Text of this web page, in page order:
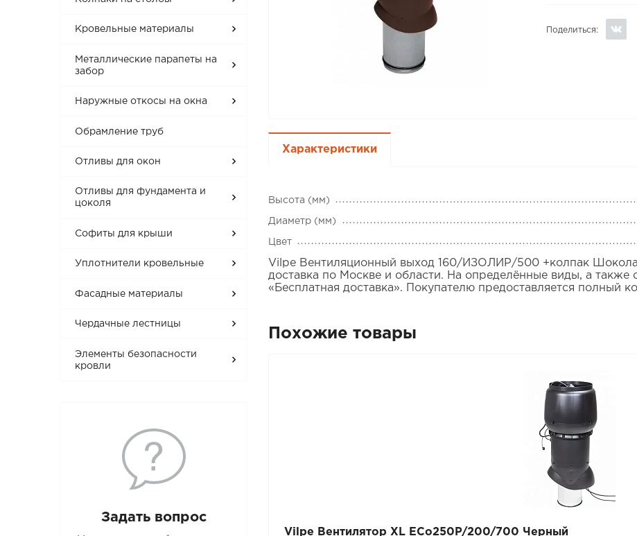
Кровельные материалы
Металлические парапеты на
забор
Наружные откосы на окна
Обрамление труб
Отливы для окон
Отливы для фундамента и
цоколя
Софиты для крыши
Уплотнители кровельные
Фасадные материалы
Чердачные лестницы
Элементы безопасности
кровли
Задать вопрос
Поделиться:
Характеристики
Высота (мм)
Диаметр (мм)
Цвет
Vilpe Вентиляционный выход 160/ИЗОЛИР/500 +колпак
доставка по Москве и области. На определённые виды, а также
«Бесплатная доставка». Покупателю предоставляется полный
Похожие товары
Vilpe Вентилятор XL ECo250P/200/700 Черный